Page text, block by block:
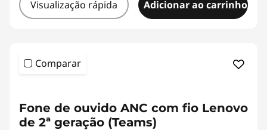
Visualização rápida Adicionar ao carrinho
Comparar
Fone de ouvido ANC com fio Lenovo
de 2ª geração (Teams)